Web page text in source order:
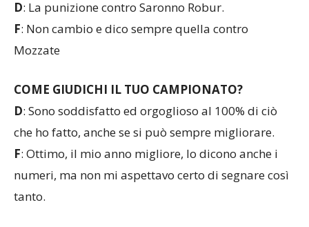
D: La punizione contro Saronno Robur.
F: Non cambio e dico sempre quella contro
Mozzate
COME GIUDICHI IL TUO CAMPIONATO?
D: Sono soddisfatto ed orgoglioso al 100% di ciò
che ho fatto, anche se si può sempre migliorare.
F: Ottimo, il mio anno migliore, lo dicono anche i
numeri, ma non mi aspettavo certo di segnare così
tanto.